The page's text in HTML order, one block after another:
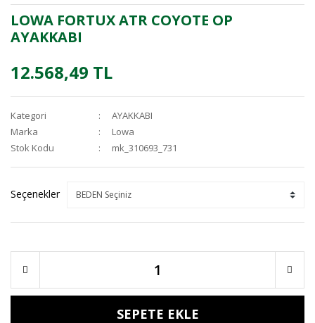
LOWA FORTUX ATR COYOTE OP
AYAKKABI
12.568,49 TL
Kategori
AYAKKABI
Marka
Lowa
Stok Kodu
mk_310693_731
Seçenekler
SEPETE EKLE